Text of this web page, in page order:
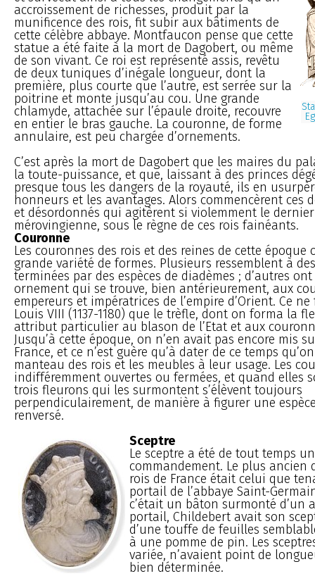
accroissement de richesses, produit par la
munificence des rois, fit subir aux bâtiments de
cette célèbre abbaye. Montfaucon pense que cette
statue a été faite à la mort de Dagobert, ou même
de son vivant. Ce roi est représenté assis, revêtu
de deux tuniques d’inégale longueur, dont la
première, plus courte que l’autre, est serrée sur la
poitrine et monte jusqu’au cou. Une grande
chlamyde, attachée sur l’épaule droite, recouvre
en entier le bras gauche. La couronne, de forme
annulaire, est peu chargée d’ornements.
C’est après la mort de Dagobert que les maires du
la toute-puissance, et que, laissant à des princes
presque tous les dangers de la royauté, ils en
honneurs et les avantages. Alors commencèrent ces
et désordonnés qui agitèrent si violemment le
mérovingienne, sous le règne de ces rois fainéants.
Couronne
Les couronnes des rois et des reines de cette époque
grande variété de formes. Plusieurs ressemblent à
terminées par des espèces de diadèmes ; d’autres
ornement qui se trouve, bien antérieurement, aux
empereurs et impératrices de l’empire d’Orient. Ce
Louis VIII (1137-1180) que le trèfle, dont on forma la
attribut particulier au blason de l’Etat et aux
Jusqu’à cette époque, on n’en avait pas encore mis
France, et ce n’est guère qu’à dater de ce temps
manteau des rois et les meubles à leur usage. Les
indifféremment ouvertes ou fermées, et quand elles
trois fleurons qui les surmontent s’élèvent toujours
perpendiculairement, de manière à figurer une
renversé.
Sceptre
Le sceptre a été de tout temps
commandement. Le plus ancien
rois de France était celui que
portail de l’abbaye Saint-
c’était un bâton surmonté d’un
portail, Childebert avait son
d’une touffe de feuilles
à une pomme de pin. Les
variée, n’avaient point de
bien déterminée.